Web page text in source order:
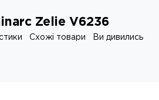
Zelie V6236
Схожі товари Ви дивились